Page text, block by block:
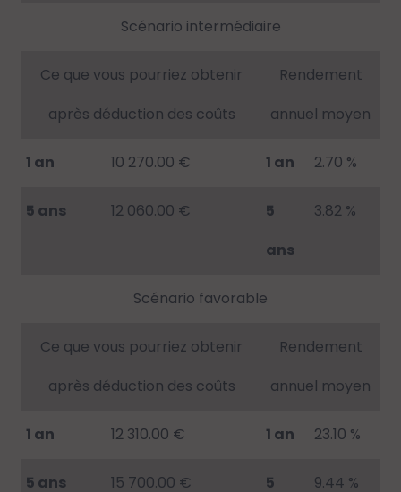
Scénario intermédiaire
Ce que vous pourriez obtenir
après déduction des coûts
Rendement
annuel moyen
1 an 10 270.00 € 1 an 2.70 %
5 ans 12 060.00 €
5
ans
3.82 %
Scénario favorable
Ce que vous pourriez obtenir
après déduction des coûts
Rendement
annuel moyen
1 an 12 310.00 € 1 an 23.10 %
5 ans 15 700.00 €
5
9.44 %